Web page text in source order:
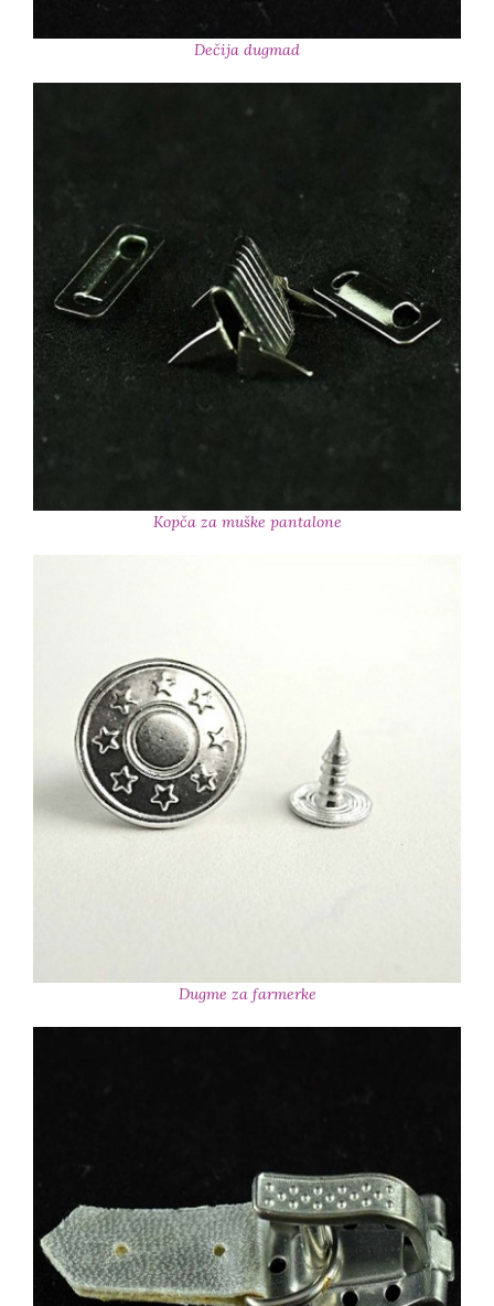
Dečija dugmad
Kopča za muške pantalone
Dugme za farmerke